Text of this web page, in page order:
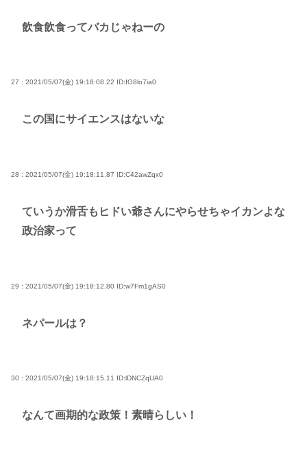
飲食飲食ってバカじゃねーの
27 : 2021/05/07(金) 19:18:08.22 ID:IG8lo7ia0
この国にサイエンスはないな
28 : 2021/05/07(金) 19:18:11.87 ID:C42awZqx0
ていうか滑舌もヒドい爺さんにやらせちゃイカンよな
政治家って
29 : 2021/05/07(金) 19:18:12.80 ID:w7Fm1gAS0
ネパールは？
30 : 2021/05/07(金) 19:18:15.11 ID:lDNCZqUA0
なんて画期的な政策！素晴らしい！